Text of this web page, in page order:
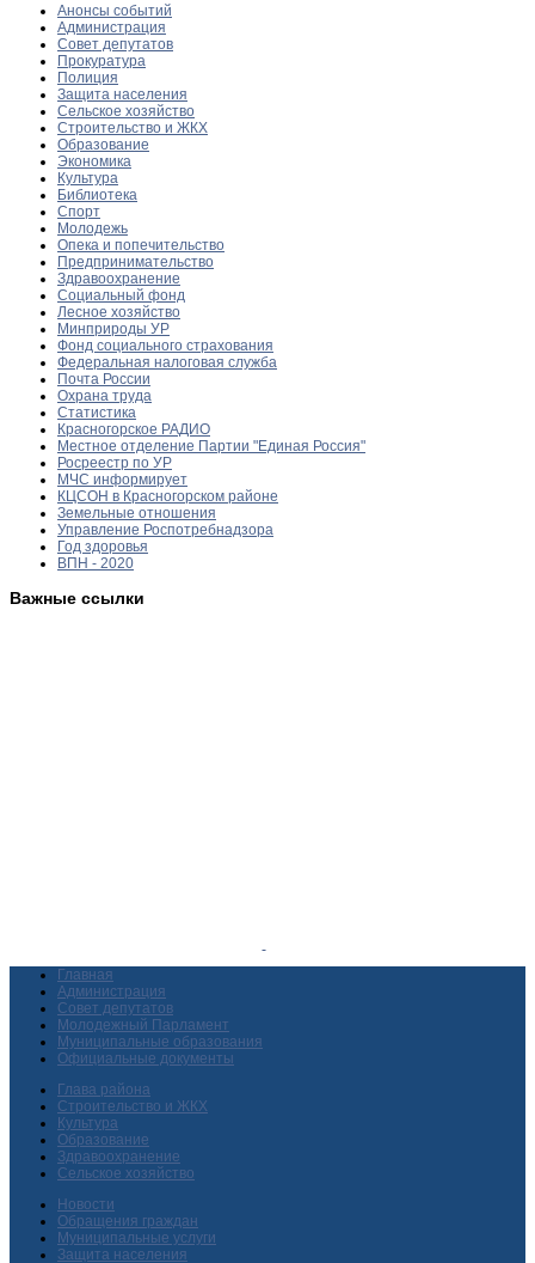
Анонсы событий
Администрация
Совет депутатов
Прокуратура
Полиция
Защита населения
Сельское хозяйство
Строительство и ЖКХ
Образование
Экономика
Культура
Библиотека
Спорт
Молодежь
Опека и попечительство
Предпринимательство
Здравоохранение
Социальный фонд
Лесное хозяйство
Минприроды УР
Фонд социального страхования
Федеральная налоговая служба
Почта России
Охрана труда
Статистика
Красногорское РАДИО
Местное отделение Партии "Единая Россия"
Росреестр по УР
МЧС информирует
КЦСОН в Красногорском районе
Земельные отношения
Управление Роспотребнадзора
Год здоровья
ВПН - 2020
Важные ссылки
Главная
Администрация
Совет депутатов
Молодежный Парламент
Муниципальные образования
Официальные документы
Глава района
Строительство и ЖКХ
Культура
Образование
Здравоохранение
Сельское хозяйство
Новости
Обращения граждан
Муниципальные услуги
Защита населения